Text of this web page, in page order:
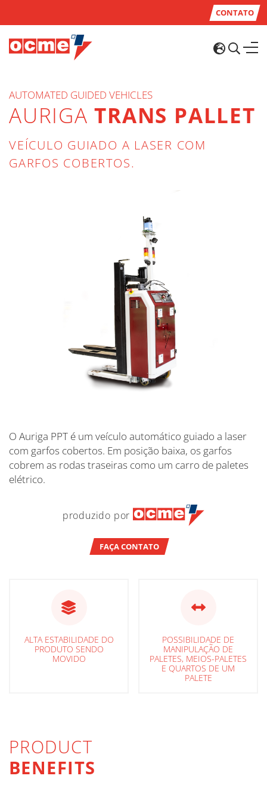
CONTATO
AUTOMATED GUIDED VEHICLES
AURIGATRANS PALLET
VEÍCULO GUIADO A LASER COM
GARFOS COBERTOS.
O Auriga PPT é um veículo automático guiado a laser
com garfos cobertos. Em posição baixa, os garfos
cobrem as rodas traseiras como um carro de paletes
elétrico.
produzido por
FAÇA CONTATO
ALTA ESTABILIDADE DO
PRODUTO SENDO
MOVIDO
POSSIBILIDADE DE
MANIPULAÇÃO DE
PALETES, MEIOS-PALETES
E QUARTOS DE UM
PALETE
PRODUCT
BENEFITS